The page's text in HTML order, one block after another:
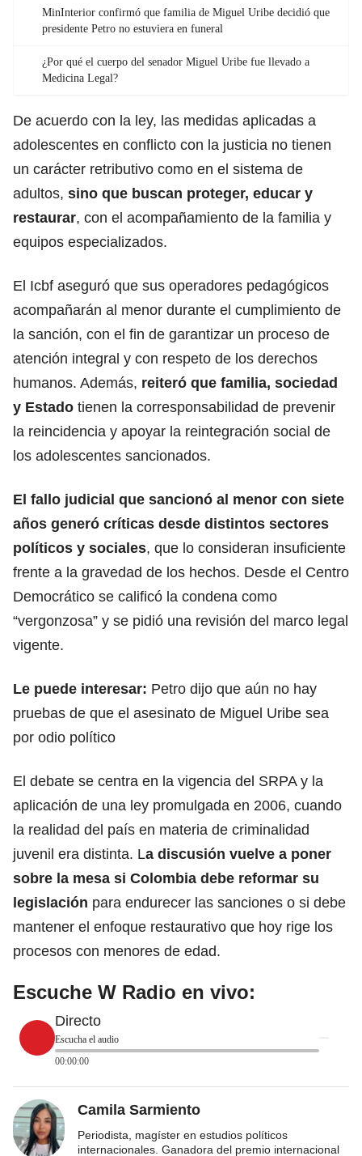
MinInterior confirmó que familia de Miguel Uribe decidió que
presidente Petro no estuviera en funeral
¿Por qué el cuerpo del senador Miguel Uribe fue llevado a
Medicina Legal?
De acuerdo con la ley, las medidas aplicadas a
adolescentes en conflicto con la justicia no tienen
un carácter retributivo como en el sistema de
adultos, sino que buscan proteger, educar y
restaurar, con el acompañamiento de la familia y
equipos especializados.
El Icbf aseguró que sus operadores pedagógicos
acompañarán al menor durante el cumplimiento de
la sanción, con el fin de garantizar un proceso de
atención integral y con respeto de los derechos
humanos. Además, reiteró que familia, sociedad
y Estado tienen la corresponsabilidad de prevenir
la reincidencia y apoyar la reintegración social de
los adolescentes sancionados.
El fallo judicial que sancionó al menor con siete
años generó críticas desde distintos sectores
políticos y sociales, que lo consideran insuficiente
frente a la gravedad de los hechos. Desde el Centro
Democrático se calificó la condena como
“vergonzosa” y se pidió una revisión del marco legal
vigente.
Le puede interesar: Petro dijo que aún no hay
pruebas de que el asesinato de Miguel Uribe sea
por odio político
El debate se centra en la vigencia del SRPA y la
aplicación de una ley promulgada en 2006, cuando
la realidad del país en materia de criminalidad
juvenil era distinta. La discusión vuelve a poner
sobre la mesa si Colombia debe reformar su
legislación para endurecer las sanciones o si debe
mantener el enfoque restaurativo que hoy rige los
procesos con menores de edad.
Escuche W Radio en vivo:
Directo
Escucha el audio
00:00:00
Camila Sarmiento
Periodista, magíster en estudios políticos
internacionales. Ganadora del premio internacional